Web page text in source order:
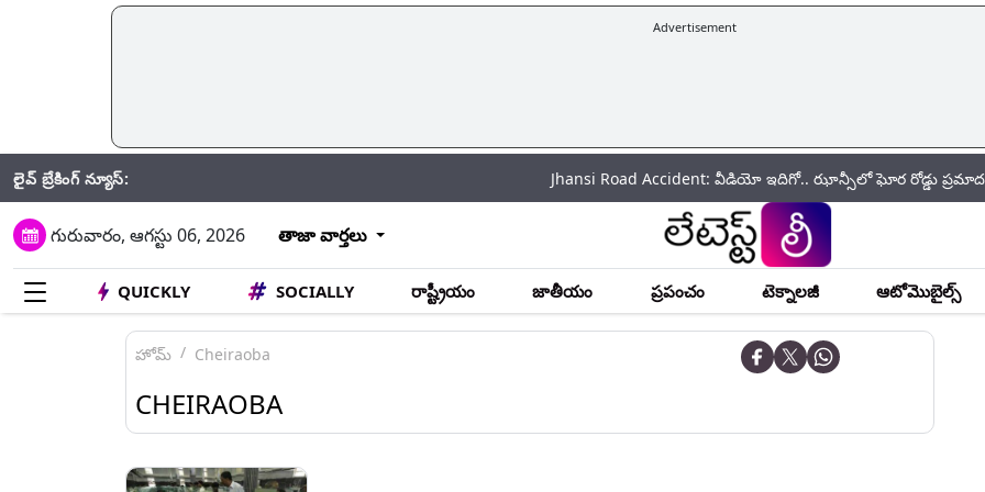
Advertisement
లైవ్ బ్రేకింగ్ న్యూస్: Jhansi Road Accident: వీడియో ఇదిగో.. ఝాన్సీలో ఘోర రోడ్డు ప్రమాదం..
గురువారం, ఆగస్టు 06, 2026 తాజా వార్తలు
QUICKLY SOCIALLY రాష్ట్రీయం జాతీయం ప్రపంచం టెక్నాలజీ ఆటోమొబైల్స్
హోమ్ Cheiraoba
CHEIRAOBA